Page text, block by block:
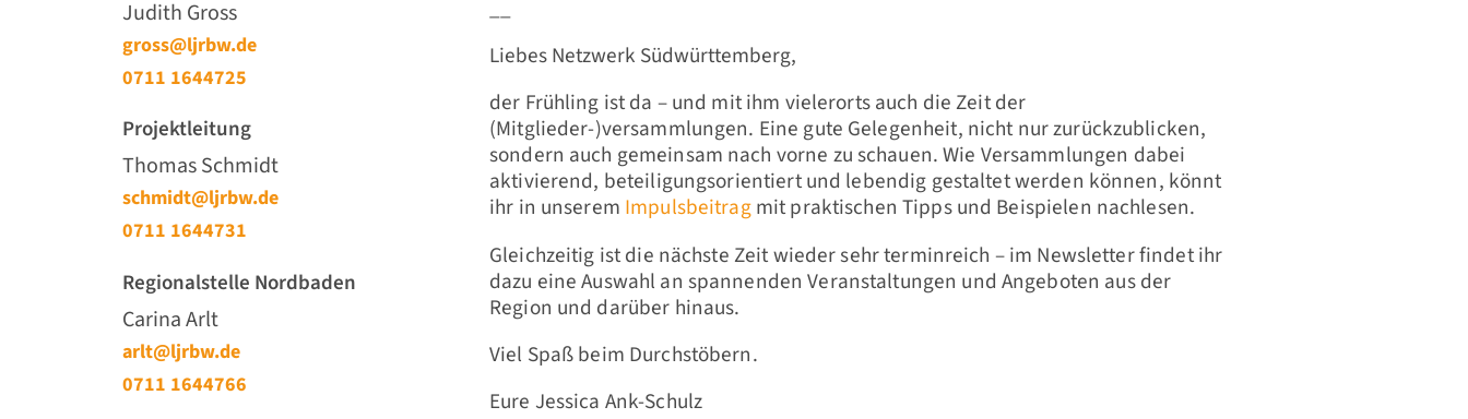
Judith Gross
gross@ljrbw.de
0711 1644725
Projektleitung
Thomas Schmidt
schmidt@ljrbw.de
0711 1644731
Regionalstelle Nordbaden
Carina Arlt
arlt@ljrbw.de
0711 1644766
__
Liebes Netzwerk Südwürttemberg,
der Frühling ist da – und mit ihm vielerorts auch die Zeit der
(Mitglieder-)versammlungen. Eine gute Gelegenheit, nicht nur zurückzublicken,
sondern auch gemeinsam nach vorne zu schauen. Wie Versammlungen dabei
aktivierend, beteiligungsorientiert und lebendig gestaltet werden können, könnt
ihr in unserem Impulsbeitragmit praktischen Tipps und Beispielen nachlesen.
Gleichzeitig ist die nächste Zeit wieder sehr terminreich – im Newsletter findet ihr
dazu eine Auswahl an spannenden Veranstaltungen und Angeboten aus der
Region und darüber hinaus.
Viel Spaß beim Durchstöbern.
Eure Jessica Ank-Schulz